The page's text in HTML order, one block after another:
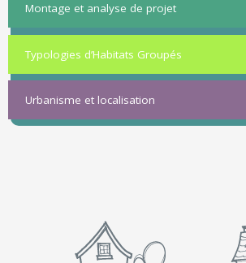
Montage et analyse de projet
Typologies d’Habitats Groupés
Urbanisme et localisation